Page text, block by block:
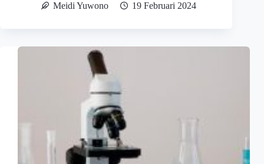
Meidi Yuwono
19 Februari 2024